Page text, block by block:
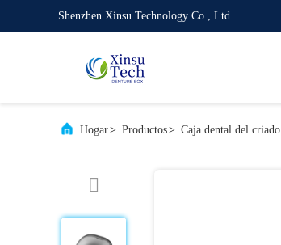
Shenzhen Xinsu Technology Co., Ltd.
Hogar> Productos> Caja dental del criado